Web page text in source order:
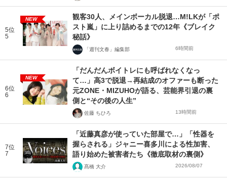
5位
5
NEW
観客30人、メインボーカル脱退…M!LKが「ポ
スト嵐」に上り詰めるまでの12年《ブレイク
秘話》
「週刊文春」編集部 6時間前
6位
6
NEW
「だんだんボイトレにも呼ばれなくなっ
て…」高3で脱退→再結成のオファーも断った
元ZONE・MIZUHOが語る、芸能界引退の裏
側と“その後の人生”
佐藤 ちひろ 13時間前
7位
7
「近藤真彦が使っていた部屋で…」「性器を
握らされる」ジャニー喜多川による性加害、
語り始めた被害者たち《徹底取材の裏側》
髙橋 大介 2026/08/07